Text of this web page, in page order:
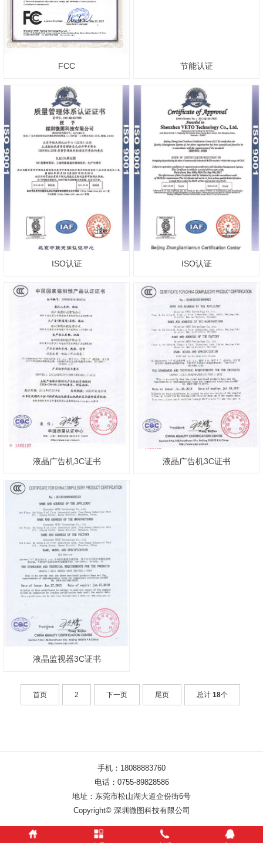
FCC 节能认证
ISO认证 ISO认证
液晶广告机3C证书 液晶广告机3C证书
液晶监视器3C证书
首页 2 下一页 尾页 总计 18个
手机：18088883760
电话：0755-89828586
地址：东莞市松山湖大道企份街6号
Copyright© 深圳微图科技有限公司